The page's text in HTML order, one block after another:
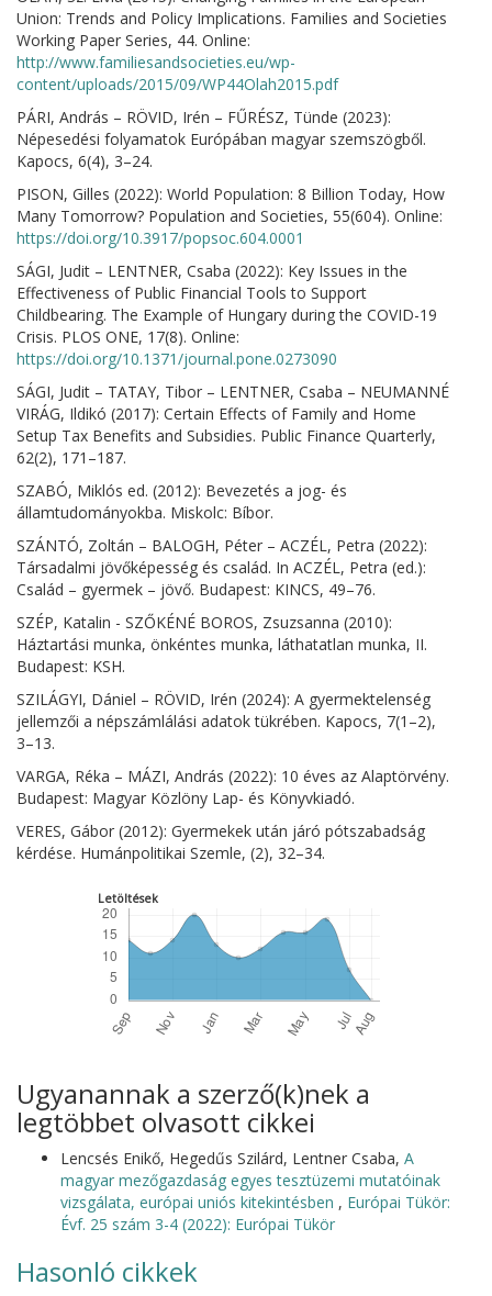
Union: Trends and Policy Implications. Families and Societies
Working Paper Series, 44. Online:
http://www.familiesandsocieties.eu/wp-
content/uploads/2015/09/WP44Olah2015.pdf
PÁRI, András – RÖVID, Irén – FŰRÉSZ, Tünde (2023):
Népesedési folyamatok Európában magyar szemszögből.
Kapocs, 6(4), 3–24.
PISON, Gilles (2022): World Population: 8 Billion Today, How
Many Tomorrow? Population and Societies, 55(604). Online:
https://doi.org/10.3917/popsoc.604.0001
SÁGI, Judit – LENTNER, Csaba (2022): Key Issues in the
Effectiveness of Public Financial Tools to Support
Childbearing. The Example of Hungary during the COVID-19
Crisis. PLOS ONE, 17(8). Online:
https://doi.org/10.1371/journal.pone.0273090
SÁGI, Judit – TATAY, Tibor – LENTNER, Csaba – NEUMANNÉ
VIRÁG, Ildikó (2017): Certain Effects of Family and Home
Setup Tax Benefits and Subsidies. Public Finance Quarterly,
62(2), 171–187.
SZABÓ, Miklós ed. (2012): Bevezetés a jog- és
államtudományokba. Miskolc: Bíbor.
SZÁNTÓ, Zoltán – BALOGH, Péter – ACZÉL, Petra (2022):
Társadalmi jövőképesség és család. In ACZÉL, Petra (ed.):
Család – gyermek – jövő. Budapest: KINCS, 49–76.
SZÉP, Katalin - SZŐKÉNÉ BOROS, Zsuzsanna (2010):
Háztartási munka, önkéntes munka, láthatatlan munka, II.
Budapest: KSH.
SZILÁGYI, Dániel – RÖVID, Irén (2024): A gyermektelenség
jellemzői a népszámlálási adatok tükrében. Kapocs, 7(1–2),
3–13.
VARGA, Réka – MÁZI, András (2022): 10 éves az Alaptörvény.
Budapest: Magyar Közlöny Lap- és Könyvkiadó.
VERES, Gábor (2012): Gyermekek után járó pótszabadság
kérdése. Humánpolitikai Szemle, (2), 32–34.
Letöltések
Ugyanannak a szerző(k)nek a
legtöbbet olvasott cikkei
Lencsés Enikő, Hegedűs Szilárd, Lentner Csaba, A
magyar mezőgazdaság egyes tesztüzemi mutatóinak
vizsgálata, európai uniós kitekintésben , Európai Tükör:
Évf. 25 szám 3-4 (2022): Európai Tükör
Hasonló cikkek